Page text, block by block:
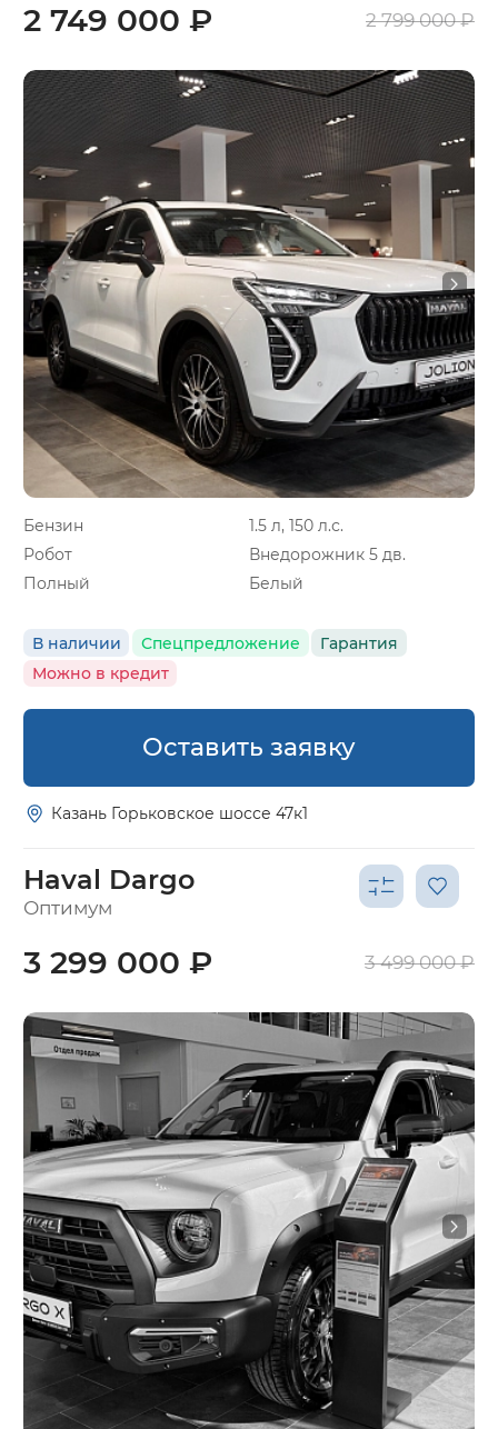
Бензин
1.5 л, 150 л.с.
Робот
Внедорожник 5 дв.
Полный
Белый
В наличии Спецпредложение
Гарантия
Можно в кредит
2 749 000 ₽ 2 799 000 ₽
Оставить заявку
Казань Горьковское шоссе 47к1
Haval Dargo
Оптимум
3 299 000 ₽ 3 499 000 ₽